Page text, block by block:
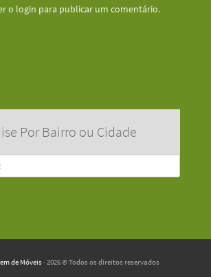
o login para publicar um comentário.
Por Bairro ou Cidade
de Móveis· 2026 © Todos os direitos reservados